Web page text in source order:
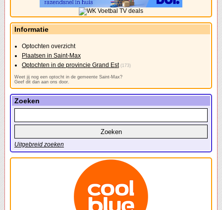
Informatie
Optochten overzicht
Plaatsen in Saint-Max
Optochten in de provincie Grand Est (173)
Weet jij nog een optocht in de gemeente Saint-Max?
Geef dit dan aan ons door.
Zoeken
Uitgebreid zoeken